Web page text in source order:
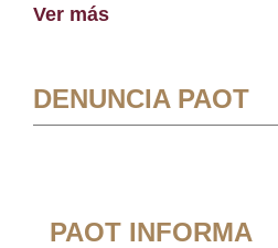
Ver más
DENUNCIA PAOT
PAOT INFORMA